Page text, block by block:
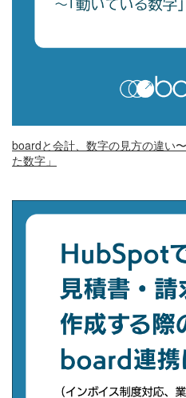
boardと会計、数字の見方の違い
た数字」